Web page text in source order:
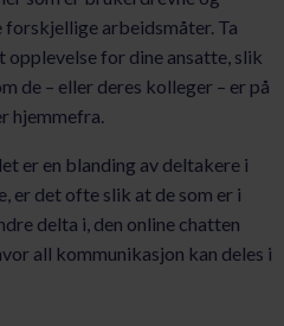
arbeidsmåter. Ta
opplevelse for dine ansatte, slik
de – eller deres kolleger – er på
hjemmefra.
er en blanding av deltakere i
er det ofte slik at de som er i
delta i, den online chatten
all kommunikasjon kan deles i